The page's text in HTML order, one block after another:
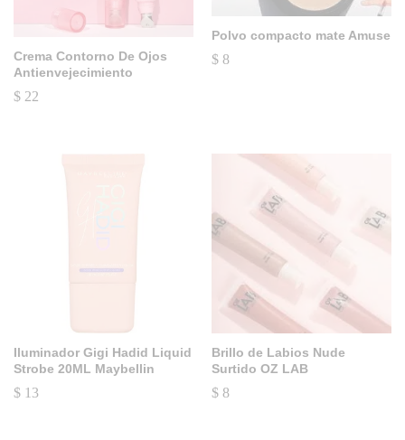
Crema Contorno De Ojos
Antienvejecimiento
$ 22
Polvo compacto mate Amuse
$ 8
Iluminador Gigi Hadid Liquid
Strobe 20ML Maybellin
$ 13
Brillo de Labios Nude
Surtido OZ LAB
$ 8